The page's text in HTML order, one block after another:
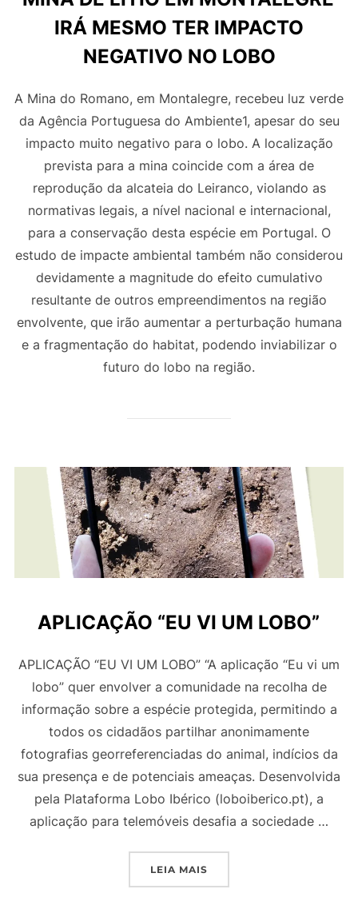
IRÁ MESMO TER IMPACTO
NEGATIVO NO LOBO
A Mina do Romano, em Montalegre, recebeu luz verde
da Agência Portuguesa do Ambiente1, apesar do seu
impacto muito negativo para o lobo. A localização
prevista para a mina coincide com a área de
reprodução da alcateia do Leiranco, violando as
normativas legais, a nível nacional e internacional,
para a conservação desta espécie em Portugal. O
estudo de impacte ambiental também não considerou
devidamente a magnitude do efeito cumulativo
resultante de outros empreendimentos na região
envolvente, que irão aumentar a perturbação humana
e a fragmentação do habitat, podendo inviabilizar o
futuro do lobo na região.
APLICAÇÃO “EU VI UM LOBO”
APLICAÇÃO “EU VI UM LOBO” “A aplicação “Eu vi um
lobo” quer envolver a comunidade na recolha de
informação sobre a espécie protegida, permitindo a
todos os cidadãos partilhar anonimamente
fotografias georreferenciadas do animal, indícios da
sua presença e de potenciais ameaças. Desenvolvida
pela Plataforma Lobo Ibérico (loboiberico.pt), a
aplicação para telemóveis desafia a sociedade …
LEIA MAIS